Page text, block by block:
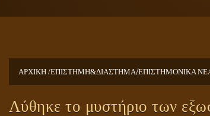
ΑΡΧΙΚΗ /ΕΠΙΣΤΗΜΗ&ΔΙΑΣΤΗΜΑ/ΕΠΙΣΤΗΜΟΝΙΚΑ
Λύθηκε το μυστήριο των